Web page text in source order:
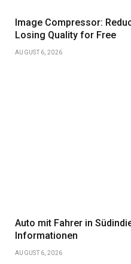
Image Compressor:
Losing Quality for Free
AUGUST 6, 2026
Auto mit Fahrer in
Informationen
AUGUST 6, 2026